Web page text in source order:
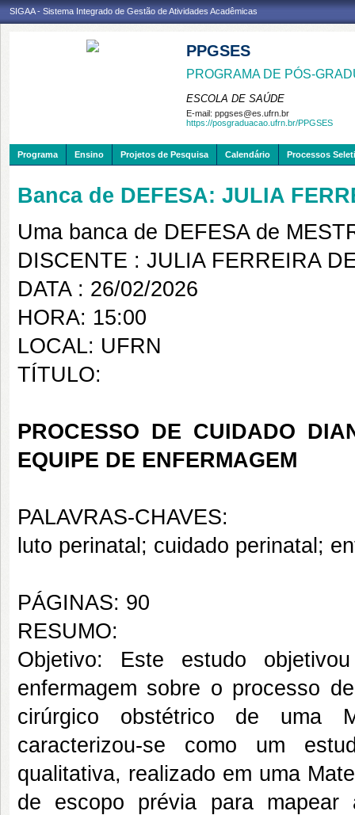
SIGAA - Sistema Integrado de Gestão de Atividades Acadêmicas
PPGSES
PROGRAMA DE PÓS-
ESCOLA DE SAÚDE
E-mail: ppgses@es.ufrn.br
https://posgraduacao.ufrn.br/PPGSES
Programa Ensino Projetos de Pesquisa Calendário Processos
Banca de DEFESA: JULIA
Uma banca de DEFESA de
DISCENTE : JULIA FERREIRA
DATA : 26/02/2026
HORA: 15:00
LOCAL: UFRN
TÍTULO:
PROCESSO DE CUIDADO
EQUIPE DE ENFERMAGEM
PALAVRAS-CHAVES:
luto perinatal; cuidado perinatal;
PÁGINAS: 90
RESUMO:
Objetivo: Este estudo
enfermagem sobre o processo
cirúrgico obstétrico de uma
caracterizou-se como um
qualitativa, realizado em uma
de escopo prévia para